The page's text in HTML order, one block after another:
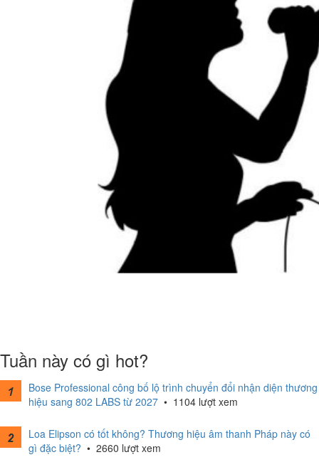
Tuần này có gì hot?
Bose Professional công bố lộ trình chuyển đổi nhận diện thương
hiệu sang 802 LABS từ 2027 • 1104 lượt xem
Loa Elipson có tốt không? Thương hiệu âm thanh Pháp này có
gì đặc biệt? • 2660 lượt xem